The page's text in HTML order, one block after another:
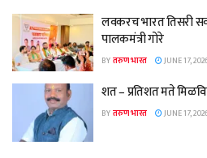
लवकरच भारत तिसरी
पालकमंत्री गोरे
BYतरुण भारत JUNE 17,
शत – प्रतिशत मते
BYतरुण भारत JUNE 17,